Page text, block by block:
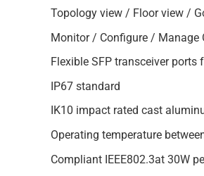
Topology view / Floor view /
Monitor / Configure / Manage
Flexible SFP transceiver ports
IP67 standard
IK10 impact rated cast
Operating temperature
Compliant IEEE802.3at 30W